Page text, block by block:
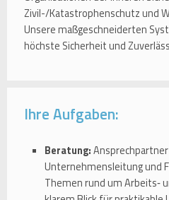
Zivil-/Katastrophenschutz und
Unsere maßgeschneiderten
höchste Sicherheit und
Ihre Aufgaben:
Beratung:
Unternehmensleitung und
Themen rund um Arbeits‑